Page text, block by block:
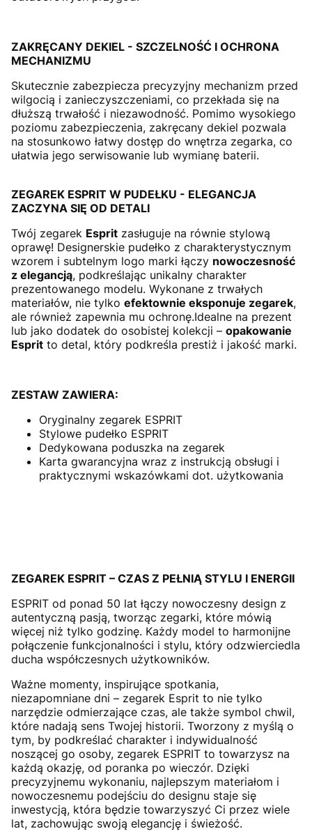
ZAKRĘCANY DEKIEL - SZCZELNOŚĆ I OCHRONA
MECHANIZMU
Skutecznie zabezpiecza precyzyjny mechanizm przed
wilgocią i zanieczyszczeniami, co przekłada się na
dłuższą trwałość i niezawodność. Pomimo wysokiego
poziomu zabezpieczenia, zakręcany dekiel pozwala
na stosunkowo łatwy dostęp do wnętrza zegarka, co
ułatwia jego serwisowanie lub wymianę baterii.
ZEGAREK ESPRIT W PUDEŁKU - ELEGANCJA
ZACZYNA SIĘ OD DETALI
Twój zegarek Esprit zasługuje na równie stylową
oprawę! Designerskie pudełko z charakterystycznym
wzorem i subtelnym logo marki łączy nowoczesność
z elegancją, podkreślając unikalny charakter
prezentowanego modelu. Wykonane z trwałych
materiałów, nie tylko efektownie eksponuje zegarek,
ale również zapewnia mu ochronę.Idealne na prezent
lub jako dodatek do osobistej kolekcji – opakowanie
Esprit to detal, który podkreśla prestiż i jakość marki.
ZESTAW ZAWIERA:
Oryginalny zegarek ESPRIT
Stylowe pudełko ESPRIT
Dedykowana poduszka na zegarek
Karta gwarancyjna wraz z instrukcją obsługi i
praktycznymi wskazówkami dot. użytkowania
ZEGAREK ESPRIT – CZAS Z PEŁNIĄ STYLU I ENERGII
ESPRIT od ponad 50 lat łączy nowoczesny design z
autentyczną pasją, tworząc zegarki, które mówią
więcej niż tylko godzinę. Każdy model to harmonijne
połączenie funkcjonalności i stylu, który odzwierciedla
ducha współczesnych użytkowników.
Ważne momenty, inspirujące spotkania,
niezapomniane dni – zegarek Esprit to nie tylko
narzędzie odmierzające czas, ale także symbol chwil,
które nadają sens Twojej historii. Tworzony z myślą o
tym, by podkreślać charakter i indywidualność
noszącej go osoby, zegarek ESPRIT to towarzysz na
każdą okazję, od poranka po wieczór. Dzięki
precyzyjnemu wykonaniu, najlepszym materiałom i
nowoczesnemu podejściu do designu staje się
inwestycją, która będzie towarzyszyć Ci przez wiele
lat, zachowując swoją elegancję i świeżość.